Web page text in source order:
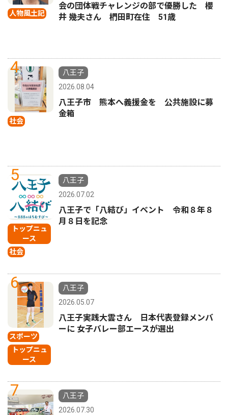
人物風土記
会の団体戦チャレンジの部で優勝した 櫻
井 幾夫さん 椚田町在住 51歳
4
社会
八王子
2026.08.04
八王子市 熊本へ義援金を 公共施設に募
金箱
5
トップニュ
ース
社会
八王子
2026.07.02
八王子で「八結び」イベント 令和８年８
月８日を記念
6
スポーツ
トップニュ
ース
八王子
2026.05.07
八王子実践大雲さん 日本代表登録メンバ
ーに 女子バレー部エースが選出
7
八王子
2026.07.30